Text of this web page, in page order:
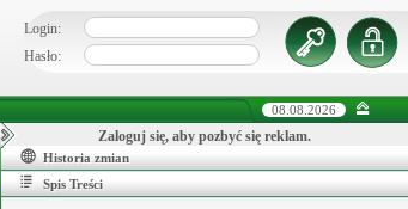
Login:
Hasło:
08.08.2026
Zaloguj się, aby pozbyć się reklam.
Historia zmian
Spis Treści